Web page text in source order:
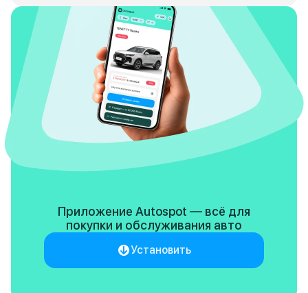
Приложение Autospot — всё для
покупки и обслуживания авто
Установить